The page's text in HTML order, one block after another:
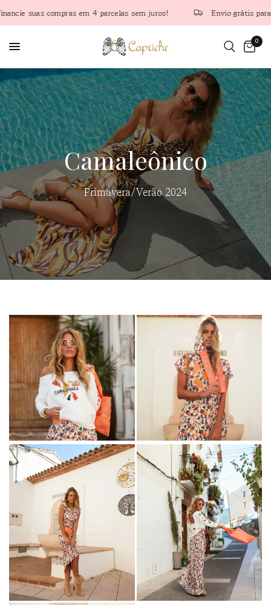
4 parcelas sem juros! Envio grátis para encomendas
0
Camaleônico
Primavera/Verão 2024